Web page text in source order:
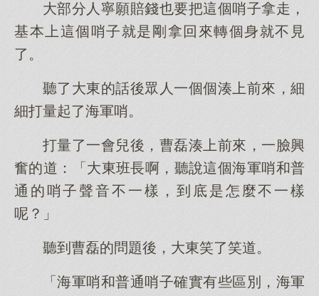
大部分人寧願賠錢也要把這個哨子拿走，
基本上這個哨子就是剛拿回來轉個身就不見
了。
聽了大東的話後眾人一個個湊上前來，細
細打量起了海軍哨。
打量了一會兒後，曹磊湊上前來，一臉興
奮的道：「大東班長啊，聽說這個海軍哨和普
通的哨子聲音不一樣，到底是怎麼不一樣
呢？」
聽到曹磊的問題後，大東笑了笑道。
「海軍哨和普通哨子確實有些區別，海軍